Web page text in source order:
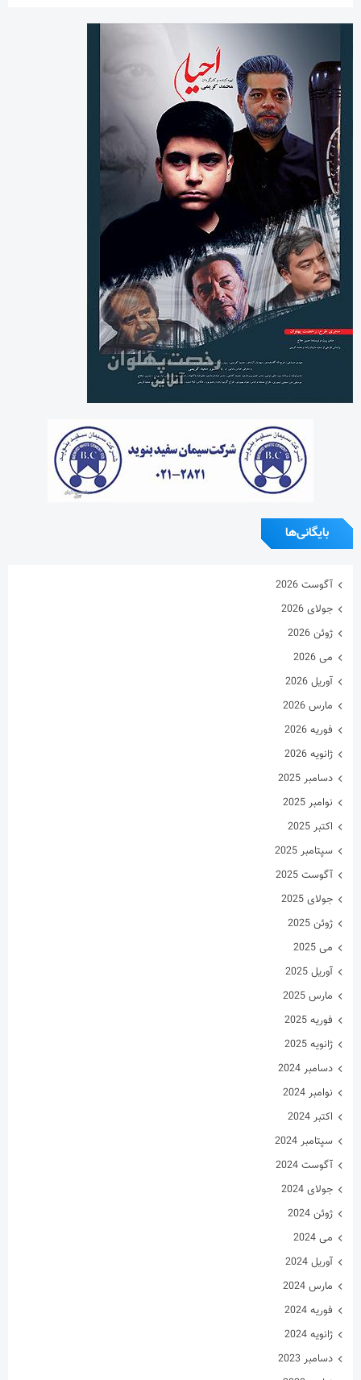
بایگانی‌ها
آگوست 2026
ژوئن 2026
می 2026
آوریل 2026
مارس 2026
فوریه 2026
ژانویه 2026
دسامبر 2025
نوامبر 2025
اکتبر 2025
سپتامبر 2025
آگوست 2025
جولای 2025
ژوئن 2025
آوریل 2025
مارس 2025
فوریه 2025
ژانویه 2025
دسامبر 2024
نوامبر 2024
اکتبر 2024
سپتامبر 2024
آگوست 2024
جولای 2024
ژوئن 2024
آوریل 2024
مارس 2024
فوریه 2024
ژانویه 2024
دسامبر 2023
نوامبر 2023
اکتبر 2023
سپتامبر 2023
آگوست 2023
جولای 2023